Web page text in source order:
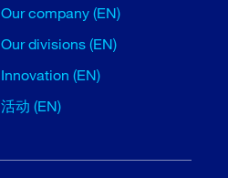
Our company (EN)
Our divisions (EN)
Innovation (EN)
活动 (EN)